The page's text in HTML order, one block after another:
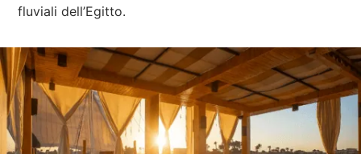
fluviali dell’Egitto.